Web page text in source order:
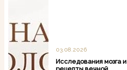
03.08.2026
Исследования мозга и